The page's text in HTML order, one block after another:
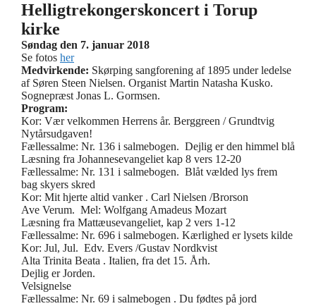
Helligtrekongerskoncert i Torup
kirke
Søndag den 7. januar 2018
Se fotos her
Medvirkende: Skørping sangforening af 1895 under ledelse
af Søren Steen Nielsen. Organist Martin Natasha Kusko.
Sognepræst Jonas L. Gormsen.
Program:
Kor: Vær velkommen Herrens år. Berggreen / Grundtvig
Nytårsudgaven!
Fællessalme: Nr. 136 i salmebogen. Dejlig er den himmel blå
Læsning fra Johannesevangeliet kap 8 vers 12-20
Fællessalme: Nr. 131 i salmebogen. Blåt vælded lys frem
bag skyers skred
Kor: Mit hjerte altid vanker . Carl Nielsen /Brorson
Ave Verum. Mel: Wolfgang Amadeus Mozart
Læsning fra Mattæusevangeliet, kap 2 vers 1-12
Fællessalme: Nr. 696 i salmebogen. Kærlighed er lysets kilde
Kor: Jul, Jul. Edv. Evers /Gustav Nordkvist
Alta Trinita Beata . Italien, fra det 15. Årh.
Dejlig er Jorden.
Velsignelse
Fællessalme: Nr. 69 i salmebogen . Du fødtes på jord